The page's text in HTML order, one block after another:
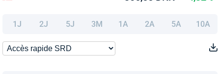
1J 2J 5J 3M 1A 2A 5A 10A